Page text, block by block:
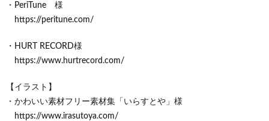
・PeriTune 様
https://peritune.com/
・HURT RECORD様
https://www.hurtrecord.com/
【イラスト】
・かわいい素材フリー素材集「いらすとや」様
https://www.irasutoya.com/